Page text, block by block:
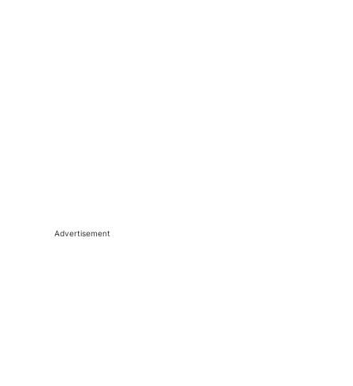
Advertisement